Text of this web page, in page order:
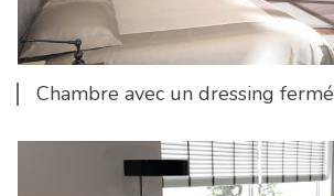
Chambre avec un dressing fermé